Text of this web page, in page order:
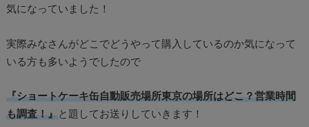
気になっていました！
実際みなさんがどこでどうやって購入しているのか気になって
いる方も多いようでしたので
『ショートケーキ缶自動販売場所東京の場所はどこ？営業時間
も調査！』と題してお送りしていきます！